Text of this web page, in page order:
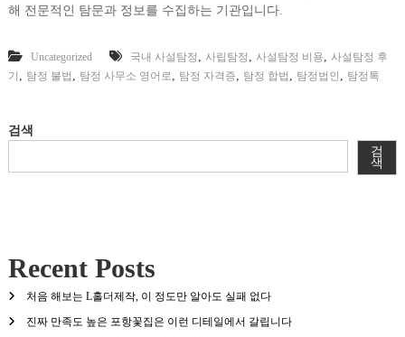
해 전문적인 탐문과 정보를 수집하는 기관입니다.
Uncategorized 국내 사설탐정 , 사립탐정 , 사설탐정 비용, 사설탐정 후
기 , 탐정 불법 , 탐정 사무소 영어로, 탐정 자격증, 탐정 합법 , 탐정법인 , 탐정톡
검색
검
색
Recent Posts
처음 해보는 L홀더제작, 이 정도만 알아도 실패 없다
진짜 만족도 높은 포항꽃집은 이런 디테일에서 갈립니다